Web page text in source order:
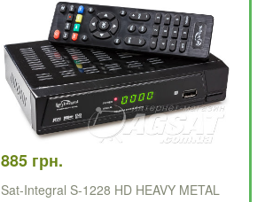
885 грн.
Sat-Integral S-1228 HD HEAVY METAL